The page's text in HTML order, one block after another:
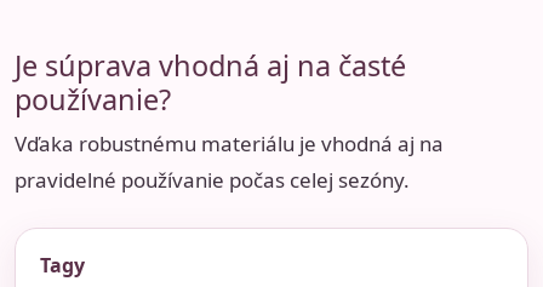
Je súprava vhodná aj na časté
používanie?
Vďaka robustnému materiálu je vhodná aj na
pravidelné používanie počas celej sezóny.
Tagy